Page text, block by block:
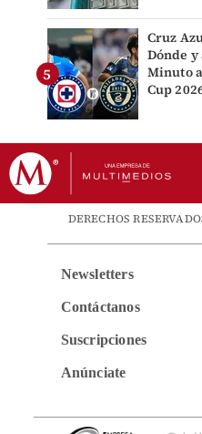
Cruz
Dónde y
Minuto
Cup
DERECHOS
Newsletters
Contáctanos
Suscripciones
Anúnciate